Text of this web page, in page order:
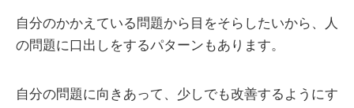
自分のかかえている問題から目をそらしたいから、人
の問題に口出しをするパターンもあります。
自分の問題に向きあって、少しでも改善するようにす